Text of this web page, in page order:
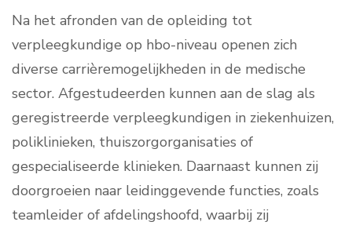
Na het afronden van de opleiding tot
verpleegkundige op hbo-niveau openen zich
diverse carrièremogelijkheden in de medische
sector. Afgestudeerden kunnen aan de slag als
geregistreerde verpleegkundigen in ziekenhuizen,
poliklinieken, thuiszorgorganisaties of
gespecialiseerde klinieken. Daarnaast kunnen zij
doorgroeien naar leidinggevende functies, zoals
teamleider of afdelingshoofd, waarbij zij